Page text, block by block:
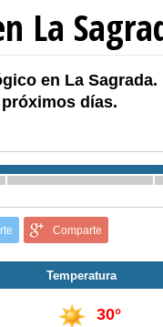
La
en La
días.
Comparte
Temperatura
30°